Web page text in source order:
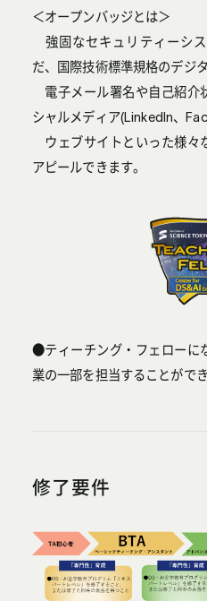
＜オープンバッジとは＞
強固なセキュリティーシ
だ、国際技術標準規格のデジ
電子メール署名や自己紹介
シャルメディア(LinkedIn、
ウェブサイトといった様々
アピールできます。
●ティーチング・フェローに
業の一部を担当することができ
修了要件